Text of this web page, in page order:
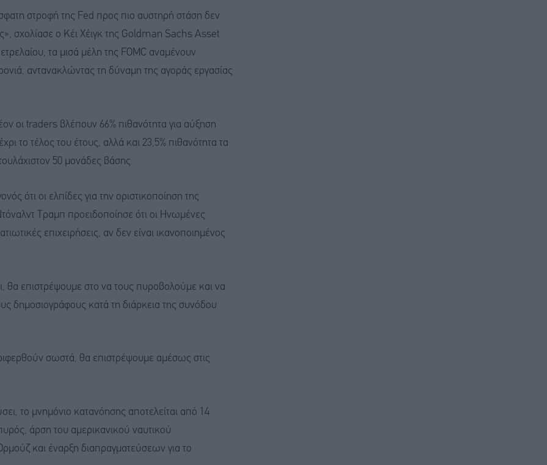
στροφή της Fed προς πιο αυστηρή στάση δεν
σχολίασε ο Κέι Χέιγκ της Goldman Sachs Asset
τα μισά μέλη της FOMC αναμένουν
αντανακλώντας τη δύναμη της αγοράς εργασίας
οι traders βλέπουν 66% πιθανότητα για αύξηση
το τέλος του έτους, αλλά και 23,5% πιθανότητα τα
50 μονάδες βάσης.
ότι οι ελπίδες για την οριστικοποίηση της
Τραμπ προειδοποίησε ότι οι Ηνωμένες
επιχειρήσεις, αν δεν είναι ικανοποιημένος
θα επιστρέψουμε στο να τους πυροβολούμε και να
δημοσιογράφους κατά τη διάρκεια της συνόδου
σωστά, θα επιστρέψουμε αμέσως στις
το μνημόνιο κατανόησης αποτελείται από 14
άρση του αμερικανικού ναυτικού
και έναρξη διαπραγματεύσεων για το